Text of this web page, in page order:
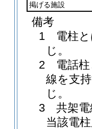
掲げる施設
備考
1 電柱と
じ。
2 電話柱
線を支
じ。
3 共架電
当該電